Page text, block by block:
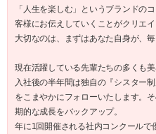
「人生を楽しむ」というブランドの
客様にお伝えしていくことがクリエイ
大切なのは、まずはあなた自身が、
現在活躍している先輩たちの多くも
入社後の半年間は独自の『シスター
をこまやかにフォローいたします。
期的な成長をバックアップ。
年に1回開催される社内コンクール